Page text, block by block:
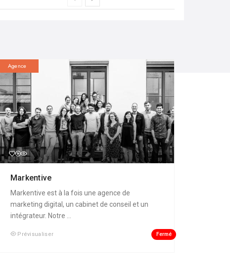
Agence
Markentive
Markentive est à la fois une agence de
marketing digital, un cabinet de conseil et un
intégrateur. Notre ...
Prévisualiser Fermé